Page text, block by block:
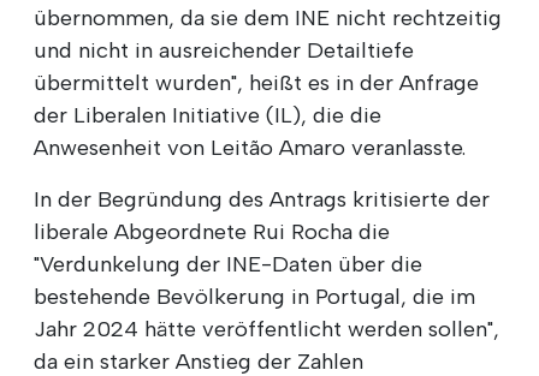
übernommen, da sie dem INE nicht rechtzeitig
und nicht in ausreichender Detailtiefe
übermittelt wurden", heißt es in der Anfrage
der Liberalen Initiative (IL), die die
Anwesenheit von Leitão Amaro veranlasste.
In der Begründung des Antrags kritisierte der
liberale Abgeordnete Rui Rocha die
"Verdunkelung der INE-Daten über die
bestehende Bevölkerung in Portugal, die im
Jahr 2024 hätte veröffentlicht werden sollen",
da ein starker Anstieg der Zahlen